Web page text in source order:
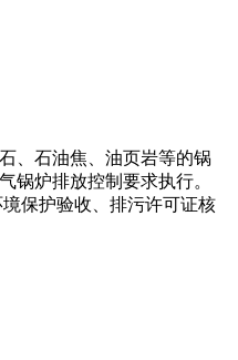
、石油焦、油页岩等的锅
锅炉排放控制要求执行。
保护验收、排污许可证核